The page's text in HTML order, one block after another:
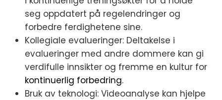
seg oppdatert på regelendringer og
forbedre ferdighetene sine.
Kollegiale evalueringer: Deltakelse i
evalueringer med andre dommere kan gi
verdifulle innsikter og fremme en kultur for
kontinuerlig forbedring.
Bruk av teknologi: Videoanalyse kan hjelpe